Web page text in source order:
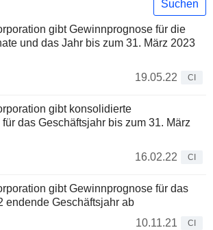
Suchen
gibt Gewinnprognose für die
und das Jahr bis zum 31. März 2023
19.05.22
CI
gibt konsolidierte
das Geschäftsjahr bis zum 31. März
16.02.22
CI
gibt Gewinnprognose für das
endende Geschäftsjahr ab
10.11.21
CI